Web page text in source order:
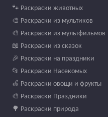
🐾 Раскраски животных
🎨 Раскраски из мультиков
🎨 Раскраски из мультфильмов
📖 Раскраски из сказок
🎉 Раскраски на праздники
📂 Раскраски Насекомых
🍏 Раскраски овощи и фрукты
🎨 Раскраски Праздники
🌳 Раскраски природа